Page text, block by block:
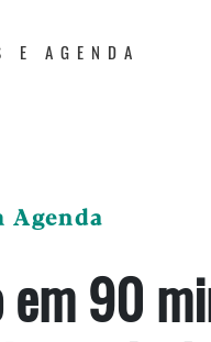
E AGENDA
Agenda
90